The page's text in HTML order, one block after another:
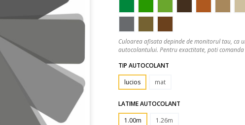
Culoarea afisata depinde de monitorul tau, ca
autocolantului. Pentru exactitate, poti
TIP AUTOCOLANT
lucios
mat
LATIME AUTOCOLANT
1.00m
1.26m